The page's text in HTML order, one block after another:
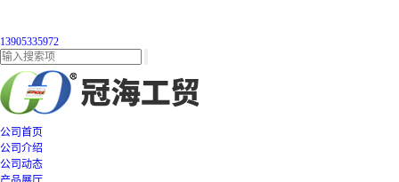
13905335972
公司首页
公司介绍
公司动态